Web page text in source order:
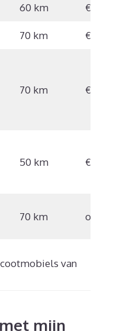
60 km
70 km
70 km
50 km
70 km
van
mijn